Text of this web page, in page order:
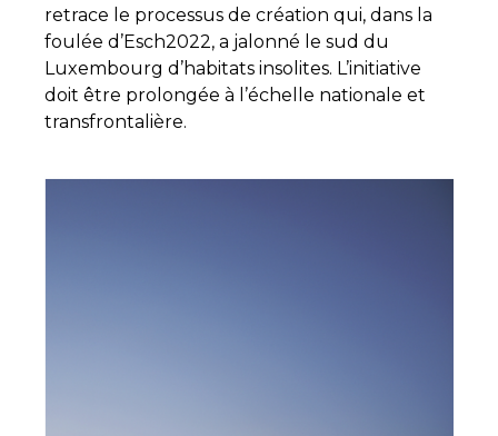
retrace le processus de création qui, dans la
foulée d’Esch2022, a jalonné le sud du
Luxembourg d’habitats insolites. L’initiative
doit être prolongée à l’échelle nationale et
transfrontalière.